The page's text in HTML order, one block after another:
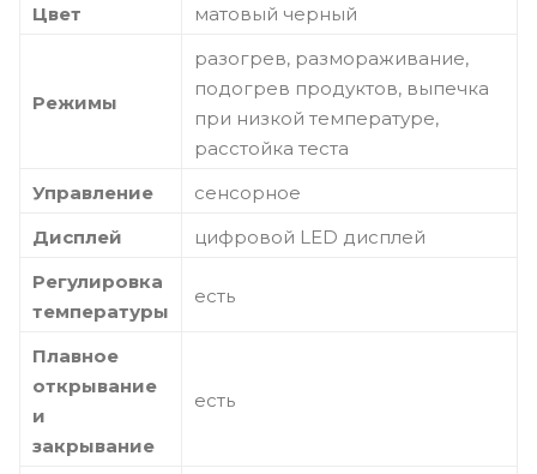
Цвет матовый черный
Режимы
разогрев, размораживание,
подогрев продуктов, выпечка
при низкой температуре,
расстойка теста
Управление
сенсорное
Дисплей
цифровой LED дисплей
Регулировка
температуры
есть
Плавное
открывание
и
закрывание
есть